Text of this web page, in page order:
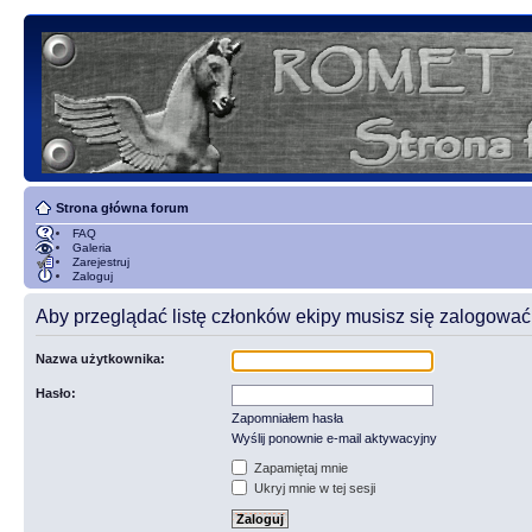
Strona główna forum
FAQ
Galeria
Zarejestruj
Zaloguj
Aby przeglądać listę członków ekipy musisz się
Nazwa użytkownika:
Hasło:
Zapomniałem hasła
Wyślij ponownie e-mail aktywacyjny
Zapamiętaj mnie
Ukryj mnie w tej sesji